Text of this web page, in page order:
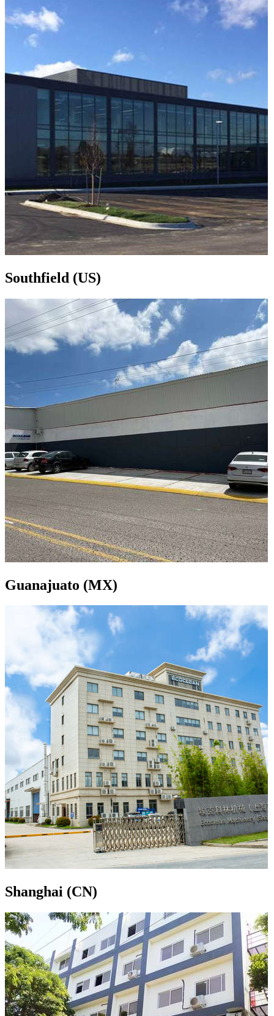
Southfield (US)
Guanajuato (MX)
Shanghai (CN)